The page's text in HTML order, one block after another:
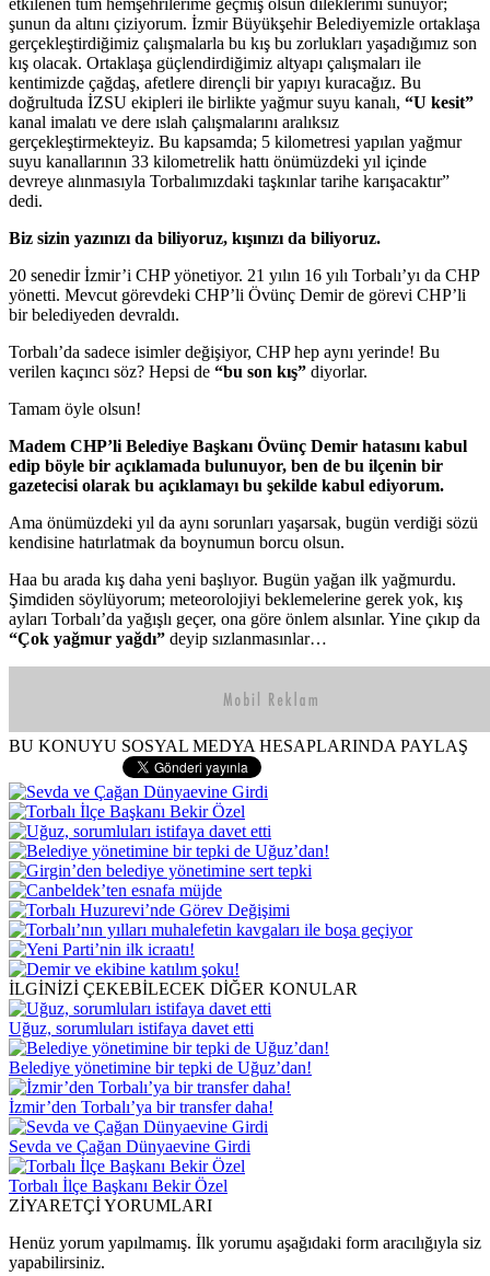
şunun da altını çiziyorum. İzmir Büyükşehir Belediyemizle ortaklaşa
gerçekleştirdiğimiz çalışmalarla bu kış bu zorlukları yaşadığımız son
kış olacak. Ortaklaşa güçlendirdiğimiz altyapı çalışmaları ile
kentimizde çağdaş, afetlere dirençli bir yapıyı kuracağız. Bu
doğrultuda İZSU ekipleri ile birlikte yağmur suyu kanalı, “U kesit”
kanal imalatı ve dere ıslah çalışmalarını aralıksız
gerçekleştirmekteyiz. Bu kapsamda; 5 kilometresi yapılan yağmur
suyu kanallarının 33 kilometrelik hattı önümüzdeki yıl içinde
devreye alınmasıyla Torbalımızdaki taşkınlar tarihe karışacaktır”
dedi.
Biz sizin yazınızı da biliyoruz, kışınızı da biliyoruz.
20 senedir İzmir’i CHP yönetiyor. 21 yılın 16 yılı Torbalı’yı da CHP
yönetti. Mevcut görevdeki CHP’li Övünç Demir de görevi CHP’li
bir belediyeden devraldı.
Torbalı’da sadece isimler değişiyor, CHP hep aynı yerinde! Bu
verilen kaçıncı söz? Hepsi de “bu son kış” diyorlar.
Tamam öyle olsun!
Madem CHP’li Belediye Başkanı Övünç Demir hatasını kabul
edip böyle bir açıklamada bulunuyor, ben de bu ilçenin bir
gazetecisi olarak bu açıklamayı bu şekilde kabul ediyorum.
Ama önümüzdeki yıl da aynı sorunları yaşarsak, bugün verdiği sözü
kendisine hatırlatmak da boynumun borcu olsun.
Haa bu arada kış daha yeni başlıyor. Bugün yağan ilk yağmurdu.
Şimdiden söylüyorum; meteorolojiyi beklemelerine gerek yok, kış
ayları Torbalı’da yağışlı geçer, ona göre önlem alsınlar. Yine çıkıp da
“Çok yağmur yağdı” deyip sızlanmasınlar…
BU KONUYU SOSYAL MEDYA HESAPLARINDA PAYLAŞ
İLGİNİZİ ÇEKEBİLECEK DİĞER KONULAR
Uğuz, sorumluları istifaya davet etti
Belediye yönetimine bir tepki de Uğuz’dan!
İzmir’den Torbalı’ya bir transfer daha!
Sevda ve Çağan Dünyaevine Girdi
Torbalı İlçe Başkanı Bekir Özel
ZİYARETÇİ YORUMLARI
Henüz yorum yapılmamış. İlk yorumu aşağıdaki form aracılığıyla siz
yapabilirsiniz.